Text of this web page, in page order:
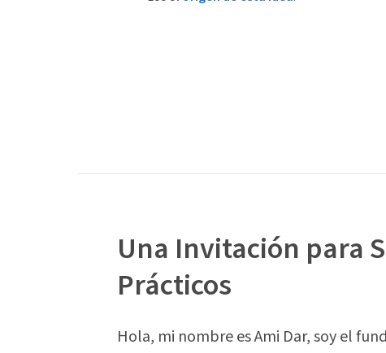
Una Invitación para
Prácticos
Hola, mi nombre es Ami Dar, soy el